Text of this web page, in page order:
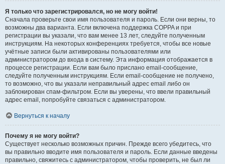
Я только что зарегистрировался, но не могу войти!
Сначала проверьте свои имя пользователя и пароль. Если они верны, то
возможны два варианта. Если включена поддержка COPPA и при
регистрации вы указали, что вам менее 13 лет, следуйте полученным
инструкциям. На некоторых конференциях требуется, чтобы все новые
учётные записи были активированы пользователями или
администратором до входа в систему. Эта информация отображается в
процессе регистрации. Если вам было прислано email-сообщение,
следуйте полученным инструкциям. Если email-сообщение не получено,
то возможно, что вы указали неправильный адрес email либо он
заблокирован спам-фильтром. Если вы уверены, что ввели правильный
адрес email, попробуйте связаться с администратором.
Вернуться к началу
Почему я не могу войти?
Существует несколько возможных причин. Прежде всего убедитесь, что
вы правильно вводите имя пользователя и пароль. Если данные введены
правильно, свяжитесь с администратором, чтобы проверить, не был ли